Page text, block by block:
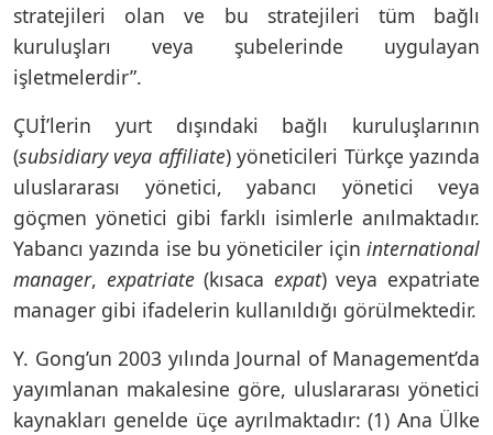
stratejileri olan ve bu stratejileri tüm bağlı
kuruluşları veya şubelerinde uygulayan
işletmelerdir”.
ÇUİ’lerin yurt dışındaki bağlı kuruluşlarının
(subsidiary veya affiliate) yöneticileri Türkçe yazında
uluslararası yönetici, yabancı yönetici veya
göçmen yönetici gibi farklı isimlerle anılmaktadır.
Yabancı yazında ise bu yöneticiler için international
manager, expatriate(kısaca expat) veya expatriate
manager gibi ifadelerin kullanıldığı görülmektedir.
Y. Gong’un 2003 yılında Journal of Management’da
yayımlanan makalesine göre, uluslararası yönetici
kaynakları genelde üçe ayrılmaktadır: (1) Ana Ülke